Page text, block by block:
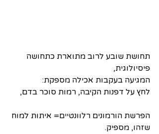
תחושת שובע לרוב מתוארת כתחושה
פיסיולוגית,
המגיעה בעקבות אכילה מספקת:
לחץ על דפנות הקיבה, רמות סוכר בדם,
הפרשת הורמונים רלוונטיים= איתות למוח
שזהו, מספיק.